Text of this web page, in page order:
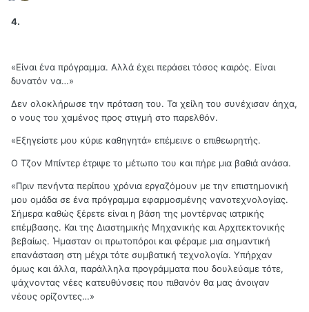
4.
«Είναι ένα πρόγραμμα. Αλλά έχει περάσει τόσος καιρός. Είναι
δυνατόν να…»
Δεν ολοκλήρωσε την πρόταση του. Τα χείλη του συνέχισαν άηχα,
ο νους του χαμένος προς στιγμή στο παρελθόν.
«Εξηγείστε μου κύριε καθηγητά» επέμεινε ο επιθεωρητής.
Ο Τζον Μπίντερ έτριψε το μέτωπο του και πήρε μια βαθιά ανάσα.
«Πριν πενήντα περίπου χρόνια εργαζόμουν με την επιστημονική
μου ομάδα σε ένα πρόγραμμα εφαρμοσμένης νανοτεχνολογίας.
Σήμερα καθώς ξέρετε είναι η βάση της μοντέρνας ιατρικής
επέμβασης. Και της Διαστημικής Μηχανικής και Αρχιτεκτονικής
βεβαίως. Ήμασταν οι πρωτοπόροι και φέραμε μια σημαντική
επανάσταση στη μέχρι τότε συμβατική τεχνολογία. Υπήρχαν
όμως και άλλα, παράλληλα προγράμματα που δουλεύαμε τότε,
ψάχνοντας νέες κατευθύνσεις που πιθανόν θα μας άνοιγαν
νέους ορίζοντες…»